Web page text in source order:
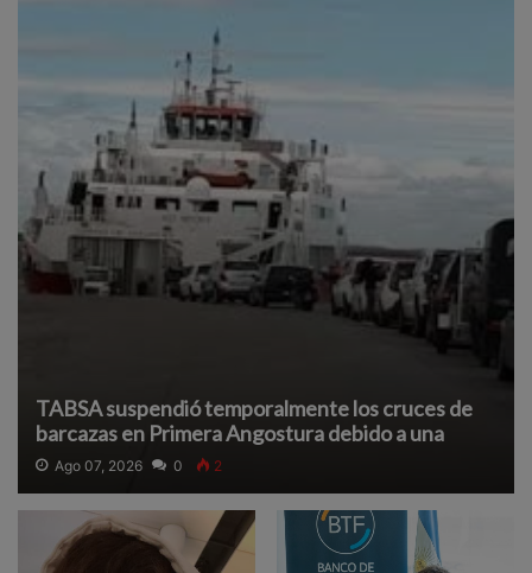
TABSA suspendió temporalmente los cruces de
barcazas en Primera Angostura debido a una
densa neblina que reduce la visibilidad y afecta la
navegación segura.
Ago 07, 2026 0 2